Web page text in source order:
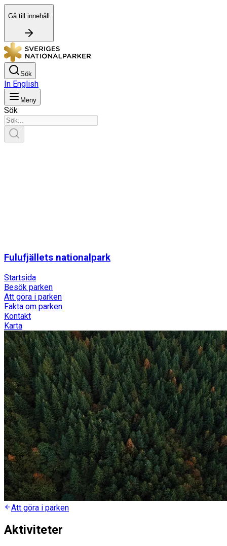
Gå till innehåll
Sök
In English
Meny
Sök
Fulufjällets nationalpark
Startsida
Besök parken
Att göra i parken
Fakta om parken
Kontakt
Karta
Att göra i parken
Aktiviteter